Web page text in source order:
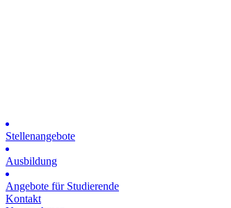
Stellenangebote
Ausbildung
Angebote für Studierende
Kontakt